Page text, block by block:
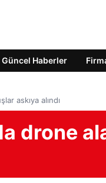
Güncel Haberler
askıya alındı
drone